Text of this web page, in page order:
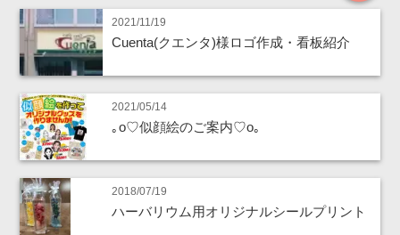
2021/11/19
Cuenta(クエンタ)様ロゴ作成・看板紹介
2021/05/14
｡o♡似顔絵のご案内♡o｡
2018/07/19
ハーバリウム用オリジナルシールプリント